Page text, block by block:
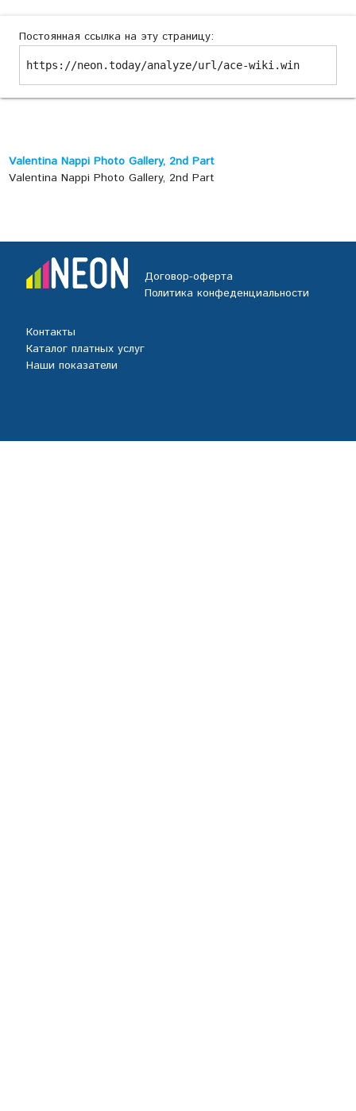
Постоянная ссылка на эту страницу:
https://neon.today/analyze/url/ace-wiki.win
Valentina Nappi Photo Gallery, 2nd Part
Valentina Nappi Photo Gallery, 2nd Part
Договор-оферта
Политика конфеденциальности
Контакты
Каталог платных услуг
Наши показатели